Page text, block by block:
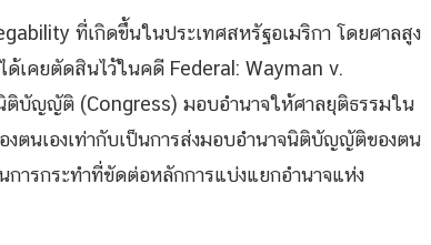
ที่เกิดขึ้นในประเทศสหรัฐอเมริกา โดยศาลสูง
เคยตัดสินไว้ในคดี Federal: Wayman v.
ติบัญญัติ (Congress) มอบอำนาจให้ศาลยุติธรรมใน
ตนเองเท่ากับเป็นการส่งมอบอำนาจนิติบัญญัติของตน
ารกระทำที่ขัดต่อหลักการแบ่งแยกอำนาจแห่ง